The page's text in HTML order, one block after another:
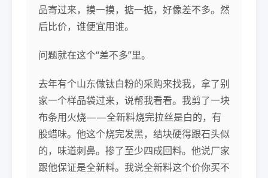
品寄过来，摸一摸，掂一掂，好像差不多。然
后比价，谁便宜用谁。
问题就在这个“差不多”里。
去年有个山东做钛白粉的采购来找我，拿了别
家一个样品袋过来，说帮我看看。我剪了一块
布条用火烧——全新料烧完拉丝是白的，有
股蜡味。他这个烧完发黑，结块硬得跟石头似
的，味道刺鼻。掺了至少四成回料。他说厂家
跟他保证是全新料。我说全新料这个价你买不